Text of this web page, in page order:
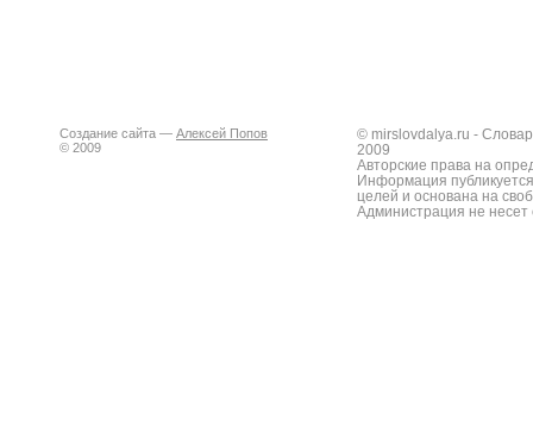
Создание сайта — Алексей Попов
© 2009
© mirslovdalya.ru -
2009
Авторские права на
Информация
целей и основана на
Администрация не несет